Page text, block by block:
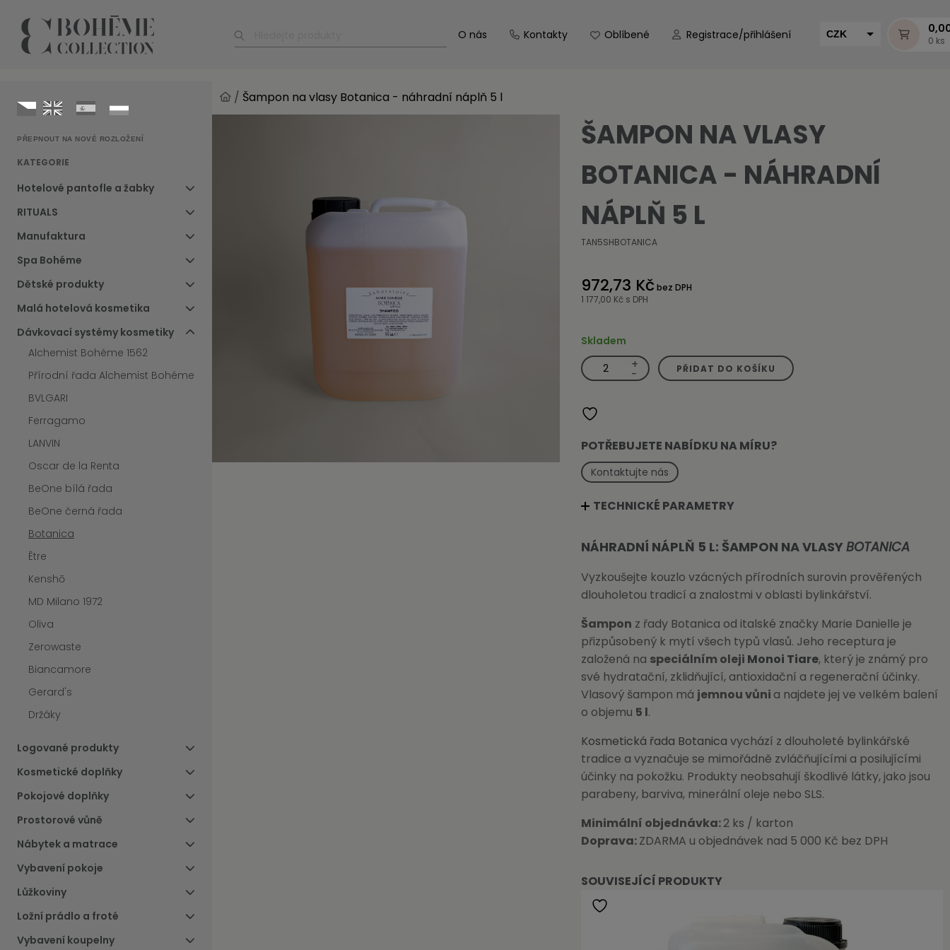
O nás Kontakty Oblíbené Registrace/přihlášení CZK
0 ks
PŘEPNOUT NA NOVÉ ROZLOŽENÍ
KATEGORIE
Hotelové pantofle a žabky
RITUALS
Manufaktura
Spa Bohéme
Dětské produkty
Malá hotelová kosmetika
Dávkovací systémy kosmetiky
Alchemist Bohéme 1562
Přírodní řada Alchemist Bohéme
BVLGARI
Ferragamo
LANVIN
Oscar de la Renta
BeOne bílá řada
BeOne černá řada
Botanica
Être
Kenshō
MD Milano 1972
Oliva
Zerowaste
Biancamore
Gerard's
Držáky
Logované produkty
Kosmetické doplňky
Pokojové doplňky
Prostorové vůně
Nábytek a matrace
Vybavení pokoje
Lůžkoviny
Ložní prádlo a froté
Vybavení koupelny
/ Šampon na vlasy Botanica - náhradní náplň 5 l
ŠAMPON NA VLASY
BOTANICA - NÁHRADNÍ
NÁPLŇ 5 L
TAN5SHBOTANICA
972,73 Kč bez DPH
1 177,00 Kč s DPH
Skladem
Šampon
na
vlasy
náhradní
náplň
množství
+
- PŘIDAT DO KOŠÍKU
POTŘEBUJETE NABÍDKU NA MÍRU?
Kontaktujte nás
TECHNICKÉ PARAMETRY
NÁHRADNÍ NÁPLŇ 5 L: ŠAMPON NA VLASY BOTANICA
Vyzkoušejte kouzlo vzácných přírodních surovin prověřených
dlouholetou tradicí a znalostmi v oblasti bylinkářství.
Šampon z řady Botanica od italské značky Marie Danielle je
přizpůsobený k mytí všech typů vlasů. Jeho receptura je
založená na speciálním oleji Monoi Tiare, který je známý pro
své hydratační, zklidňující, antioxidační a regenerační účinky.
Vlasový šampon má jemnou vůni a najdete jej ve velkém balení
o objemu 5 l.
Kosmetická řada Botanica vychází z dlouholeté bylinkářské
tradice a vyznačuje se mimořádně zvláčňujícími a posilujícími
účinky na pokožku. Produkty neobsahují škodlivé látky, jako jsou
parabeny, barviva, minerální oleje nebo SLS.
Minimální objednávka:2 ks / karton
Doprava:ZDARMA u objednávek nad 5 000 Kč bez DPH
SOUVISEJÍCÍ PRODUKTY